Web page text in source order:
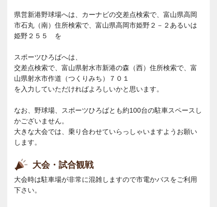
県営新港野球場へは、カーナビの交差点検索で、富山県高岡
市石丸（南）住所検索で、富山県高岡市姫野２－２あるいは
姫野２５５ を
スポーツひろばへは、
交差点検索で、富山県射水市新港の森（西）住所検索で、富
山県射水市作道（つくりみち）７０１
を入力していただければよろしいかと思います。
なお、野球場、スポーツひろばとも約100台の駐車スペースし
かございません。
大きな大会では、乗り合わせていらっしゃいますようお願い
します。
大会・試合観戦
大会時は駐車場が非常に混雑しますので市電かバスをご利用
下さい。